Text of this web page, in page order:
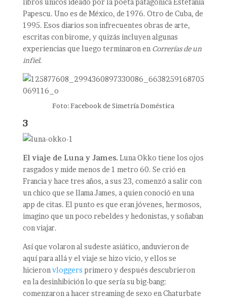
libros únicos ideado por la poeta patagónica Estefanía
Papescu. Uno es de México, de 1976. Otro de Cuba, de
1995. Esos diarios son infrecuentes obras de arte,
escritas con birome, y quizás incluyen algunas
experiencias que luego terminaron en Correrías de un
infiel.
Foto: Facebook de Simetría Doméstica
3
El viaje de Luna y James. Luna Okko tiene los ojos
rasgados y mide menos de 1 metro 60. Se crió en
Francia y hace tres años, a sus 23, comenzó a salir con
un chico que se llama James, a quien conoció en una
app de citas. El punto es que eran jóvenes, hermosos,
imagino que un poco rebeldes y hedonistas, y soñaban
con viajar.
Así que volaron al sudeste asiático, anduvieron de
aquí para allá y el viaje se hizo vicio, y ellos se
hicieron vloggers primero y después descubrieron
en la desinhibición lo que sería su big-bang:
comenzaron a hacer streaming de sexo en Chaturbate